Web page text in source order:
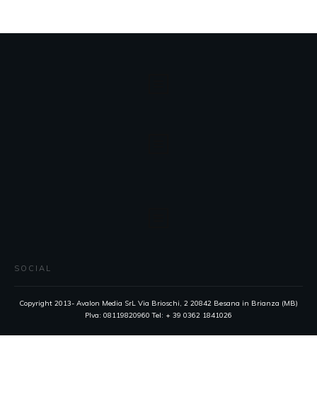
SOCIAL
Copyright 2013- Avalon Media SrL Via Brioschi, 2 20842 Besana in Brianza (MB)
PIva: 08119820960 Tel: + 39 0362 1841026